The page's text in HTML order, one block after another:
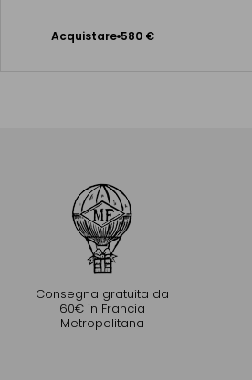
Acquistare 580 €
Aggiungere
Consegna gratuita da
60€ in Francia
Metropolitana